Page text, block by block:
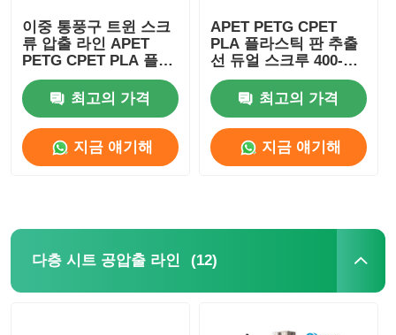
이중 통풍구 트윈 스크
류 압출 라인 APET
PETG CPET PLA 플라
스틱 압출기 400-
1200kg/h최고의 가격
지금 얘기해
APET PETG CPET
PLA 플라스틱 판 추출
선 듀얼 스크루 400-
1200kg/h
최고의 가격
지금 얘기해
다층 시트 공압출 라인 (12)